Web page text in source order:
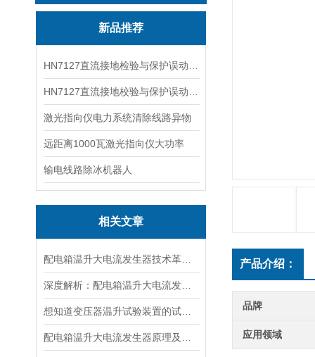
新品推荐
激光指向仪电力系统清除线路异物
远距离1000瓦激光指向仪大功率
输电线路除冰机器人
相关文章
产品介绍：
品牌
应用领域